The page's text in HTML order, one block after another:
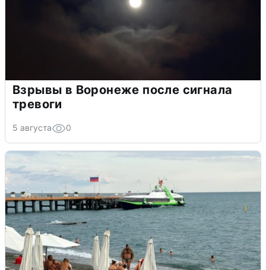
Взрывы в Воронеже после сигнала
тревоги
5 августа 0